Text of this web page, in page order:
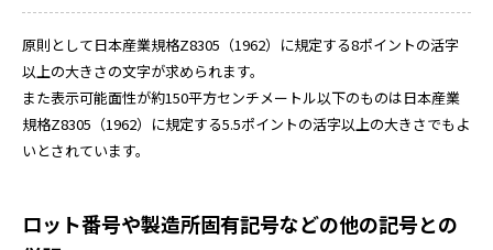
原則として日本産業規格Z8305（1962）に規定する8ポイントの活字
以上の大きさの文字が求められます。
また表示可能面性が約150平方センチメートル以下のものは日本産業
規格Z8305（1962）に規定する5.5ポイントの活字以上の大きさでもよ
いとされています。
ロット番号や製造所固有記号などの他の記号との